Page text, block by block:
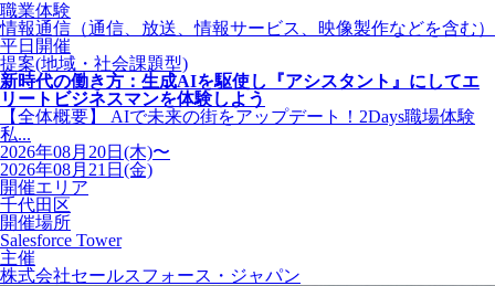
職業体験
情報通信（通信、放送、情報サービス、映像製作などを含む）
平日開催
提案(地域・社会課題型)
新時代の働き方：生成AIを駆使し『アシスタント』にしてエ
リートビジネスマンを体験しよう
【全体概要】 AIで未来の街をアップデート！2Days職場体験
私...
2026年08月20日(木)〜
2026年08月21日(金)
開催エリア
千代田区
開催場所
Salesforce Tower
主催
株式会社セールスフォース・ジャパン